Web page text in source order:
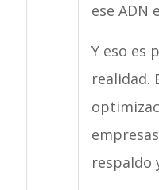
ese ADN
Y eso es
realidad.
respaldo